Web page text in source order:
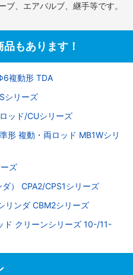
ブ、エアバルブ、継手等です。
もあります！
複動形 TDA
シリーズ
ッド/CUシリーズ
形 複動・両ロッド MB1Wシリ
ズ
） CPA2/CPS1シリーズ
リンダ CBM2シリーズ
ド クリーンシリーズ 10-/11-